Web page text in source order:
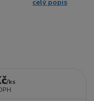
XP. celý popis
/ks